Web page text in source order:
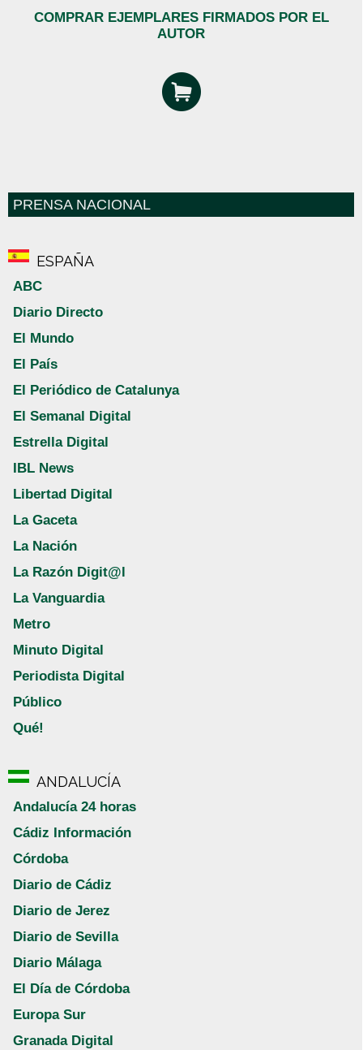
COMPRAR EJEMPLARES FIRMADOS POR EL
AUTOR
PRENSA NACIONAL
ESPAÑA
ABC
Diario Directo
El Mundo
El País
El Periódico de Catalunya
El Semanal Digital
Estrella Digital
IBL News
Libertad Digital
La Gaceta
La Nación
La Razón Digit@l
La Vanguardia
Metro
Minuto Digital
Periodista Digital
Público
Qué!
ANDALUCÍA
Andalucía 24 horas
Cádiz Información
Córdoba
Diario de Cádiz
Diario de Jerez
Diario de Sevilla
Diario Málaga
El Día de Córdoba
Europa Sur
Granada Digital